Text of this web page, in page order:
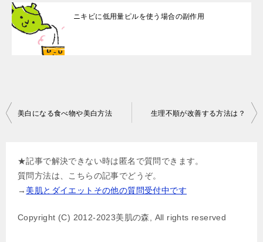
ニキビに低用量ピルを使う場合の副作用
投
美白になる食べ物や美白方法 生理不順が改善する方法は？
★記事で解決できない時は匿名で質問できます。
質問方法は、こちらの記事でどうぞ。
→ 美肌とダイエットその他の質問受付中です
Copyright (C) 2012-2023美肌の森, All rights reserved